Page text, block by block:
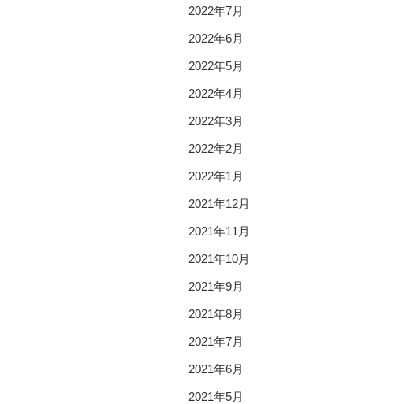
2022年7月
2022年6月
2022年5月
2022年4月
2022年3月
2022年2月
2022年1月
2021年12月
2021年11月
2021年10月
2021年9月
2021年8月
2021年7月
2021年6月
2021年5月